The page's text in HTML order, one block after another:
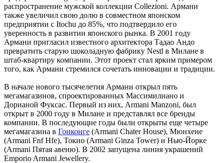
распространение мужской коллекции Collezioni. Армани
также увеличил свою долю в совместном японском
предприятии с Itochu до 85%, что подтвердило его
уверенность в развитии японского рынка. В 2001 году
Армани пригласил известного архитектора Тадао Андо
превратить старую шоколадную фабрику Nestl в Милане в
штаб-квартиру компании. Этот проект стал ярким примером
того, как Армани стремился сочетать инновации и традиции.
В начале нового тысячелетия Армани открыл пять
мегамагазинов, спроектированных Массимилиано и
Дорианой Фуксас. Первый из них, Armani Manzoni, был
открыт в 2000 году в Милане и представлял все бренды
компании. В последующие годы были открыты еще четыре
мегамагазина в Гонконге (Armani Chater House), Мюнхене
(Armani Fnf Hfe), Токио (Armani Ginza Tower) и Нью-Йорке
(Armani Пятая авеню). В 2002 запущена линия украшений
Emporio Armani Jewellery.